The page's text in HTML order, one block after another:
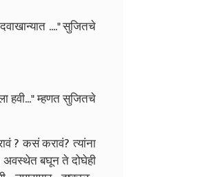
...." सुजितचे
हवी..." म्हणत सुजितचे
? कसं करावं? त्यांना
अवस्थेत बघून ते दोघेही